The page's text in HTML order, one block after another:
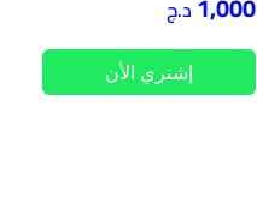
د.ج
إشتري الأن